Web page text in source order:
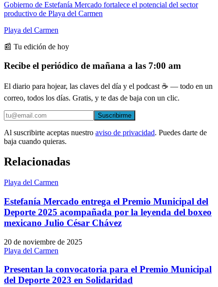
Gobierno de Estefanía Mercado fortalece el potencial del sector
productivo de Playa del Carmen
Playa del Carmen
📰 Tu edición de hoy
Recibe el periódico de mañana a las 7:00 am
El diario para hojear, las claves del día y el podcast ☕ — todo en un
correo, todos los días. Gratis, y te das de baja con un clic.
Suscribirme
Al suscribirte aceptas nuestro aviso de privacidad. Puedes darte de
baja cuando quieras.
Relacionadas
Playa del Carmen
Estefanía Mercado entrega el Premio Municipal del
Deporte 2025 acompañada por la leyenda del boxeo
mexicano Julio César Chávez
20 de noviembre de 2025
Playa del Carmen
Presentan la convocatoria para el Premio Municipal
del Deporte 2023 en Solidaridad